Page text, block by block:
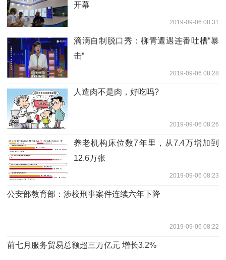
开幕
2019-09-06 08:31
滴滴自制脱口秀：柳青遭遇连番吐槽“暴
击”
2019-09-06 08:28
人造肉不是肉，好吃吗?
2019-09-06 08:26
养老机构床位数7年里，从7.4万增加到
12.6万张
2019-09-06 08:23
公安部教育部：涉校刑事案件连续六年下降
2019-09-06 08:22
前七月服务贸易总额超三万亿元 增长3.2%